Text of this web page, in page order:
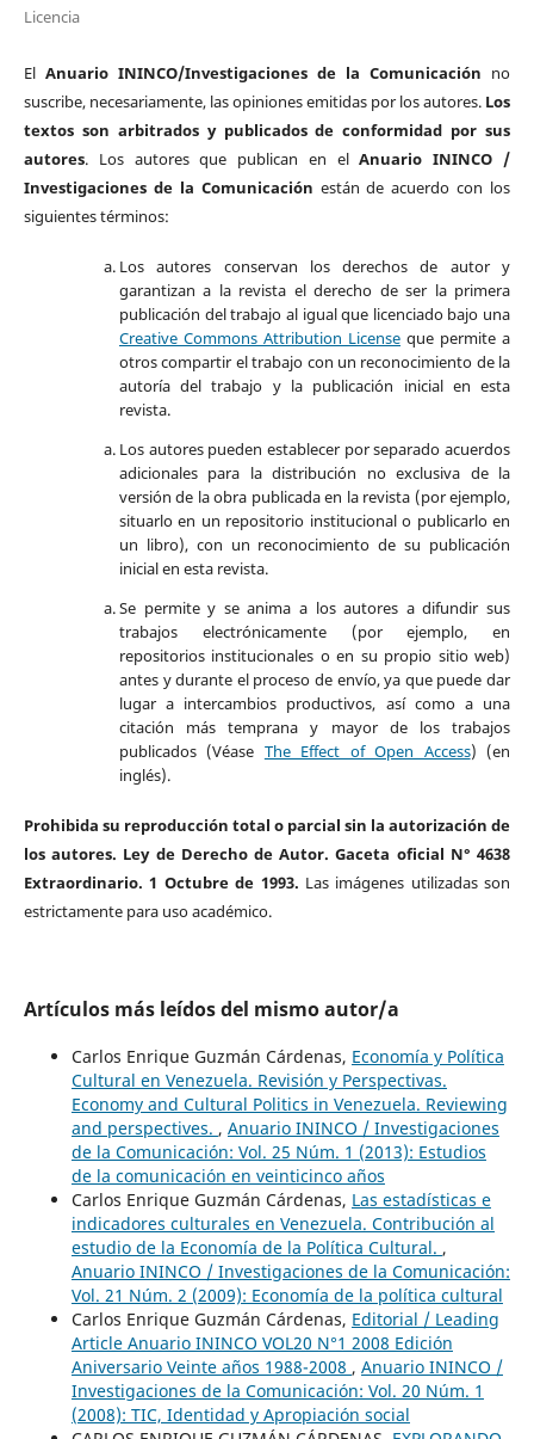
Licencia
El Anuario ININCO/Investigaciones de la Comunicación no
suscribe, necesariamente, las opiniones emitidas por los autores. Los
textos son arbitrados y publicados de conformidad por sus
autores. Los autores que publican en elAnuario ININCO /
Investigaciones de la Comunicación están de acuerdo con los
siguientes términos:
Los autores conservan los derechos de autor y
garantizan a la revista el derecho de ser la primera
publicación del trabajo al igual que licenciado bajo una
Creative Commons Attribution License que permite a
otros compartir el trabajo con un reconocimiento de la
autoría del trabajo y la publicación inicial en esta
revista.
Los autores pueden establecer por separado acuerdos
adicionales para la distribución no exclusiva de la
versión de la obra publicada en la revista (por ejemplo,
situarlo en un repositorio institucional o publicarlo en
un libro), con un reconocimiento de su publicación
inicial en esta revista.
Se permite y se anima a los autores a difundir sus
trabajos electrónicamente (por ejemplo, en
repositorios institucionales o en su propio sitio web)
antes y durante el proceso de envío, ya que puede dar
lugar a intercambios productivos, así como a una
citación más temprana y mayor de los trabajos
publicados (Véase The Effect of Open Access) (en
inglés).
Prohibida su reproducción total o parcial sin la autorización de
los autores. Ley de Derecho de Autor. Gaceta oficial N° 4638
Extraordinario. 1 Octubre de 1993. Las imágenes utilizadas son
estrictamente para uso académico.
Artículos más leídos del mismo autor/a
Carlos Enrique Guzmán Cárdenas, Economía y Política
Cultural en Venezuela. Revisión y Perspectivas.
Economy and Cultural Politics in Venezuela. Reviewing
and perspectives. , Anuario ININCO / Investigaciones
de la Comunicación: Vol. 25 Núm. 1 (2013): Estudios
de la comunicación en veinticinco años
Carlos Enrique Guzmán Cárdenas, Las estadísticas e
indicadores culturales en Venezuela. Contribución al
estudio de la Economía de la Política Cultural. ,
Anuario ININCO / Investigaciones de la Comunicación:
Vol. 21 Núm. 2 (2009): Economía de la política cultural
Carlos Enrique Guzmán Cárdenas, Editorial / Leading
Article Anuario ININCO VOL20 N°1 2008 Edición
Aniversario Veinte años 1988-2008 , Anuario ININCO /
Investigaciones de la Comunicación: Vol. 20 Núm. 1
(2008): TIC, Identidad y Apropiación social